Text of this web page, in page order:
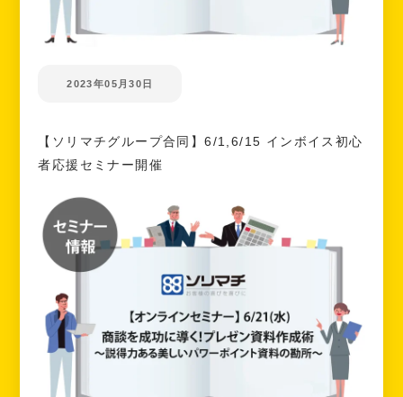
2023年05月30日
【ソリマチグループ合同】6/1,6/15 インボイス初心
者応援セミナー開催